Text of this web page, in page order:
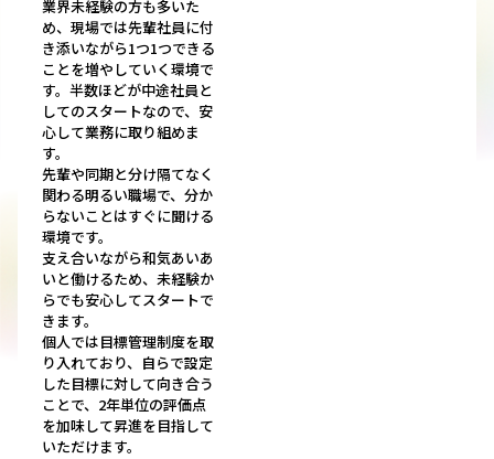
業界未経験の方も多いた
め、現場では先輩社員に付
き添いながら1つ1つできる
ことを増やしていく環境で
す。半数ほどが中途社員と
してのスタートなので、安
心して業務に取り組めま
す。
先輩や同期と分け隔てなく
関わる明るい職場で、分か
らないことはすぐに聞ける
環境です。
支え合いながら和気あいあ
いと働けるため、未経験か
らでも安心してスタートで
きます。
個人では目標管理制度を取
り入れており、自らで設定
した目標に対して向き合う
ことで、2年単位の評価点
を加味して昇進を目指して
いただけます。